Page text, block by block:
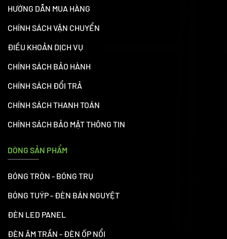
HƯỚNG DẪN MUA HÀNG
CHÍNH SÁCH VẬN CHUYỂN
ĐIỀU KHOẢN DỊCH VỤ
CHÍNH SÁCH BẢO HÀNH
CHÍNH SÁCH ĐỔI TRẢ
CHÍNH SÁCH THANH TOÁN
CHÍNH SÁCH BẢO MẬT THÔNG TIN
DÒNG SẢN PHẨM
BÓNG TRÒN - BÓNG TRỤ
BÓNG TUÝP - ĐÈN BÁN NGUYỆT
ĐÈN LED PANEL
ĐÈN ÂM TRẦN - ĐÈN ỐP NỔI